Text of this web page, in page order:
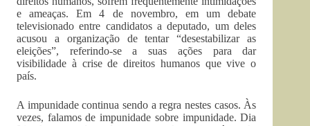
e ameaças. Em 4 de novembro, em um debate
televisionado entre candidatos a deputado, um deles
acusou a organização de tentar “desestabilizar as
eleições”, referindo-se a suas ações para dar
visibilidade à crise de direitos humanos que vive o
país.
A impunidade continua sendo a regra nestes casos. Às
vezes, falamos de impunidade sobre impunidade. Dia